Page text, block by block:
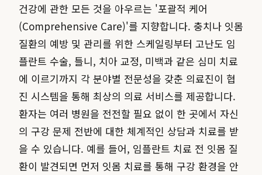
건강에 관한 모든 것을 아우르는 '포괄적 케어
(Comprehensive Care)'를 지향합니다. 충치나 잇몸
질환의 예방 및 관리를 위한 스케일링부터 고난도 임
플란트 수술, 틀니, 치아 교정, 미백과 같은 심미 치료
에 이르기까지 각 분야별 전문성을 갖춘 의료진이 협
진 시스템을 통해 최상의 의료 서비스를 제공합니다.
환자는 여러 병원을 전전할 필요 없이 한 곳에서 자신
의 구강 문제 전반에 대한 체계적인 상담과 치료를 받
을 수 있습니다. 예를 들어, 임플란트 치료 전 잇몸 질
환이 발견되면 먼저 잇몸 치료를 통해 구강 환경을 안